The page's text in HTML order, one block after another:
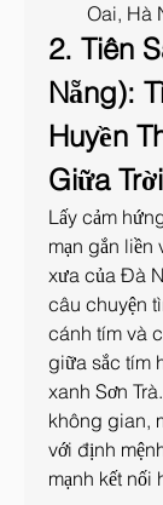
Oai, Hà
2. Tiên
Nẵng):
Huyền
Giữa
Lấy cảm
mạn gắn liền
xưa của Đà
câu chuyện
cánh tím và
giữa sắc tím
xanh Sơn
không gian,
với định
mạnh kết nối